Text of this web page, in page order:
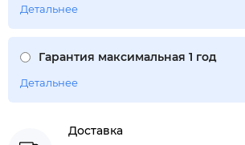
Детальнее
Гарантия максимальная 1 год
Детальнее
Доставка